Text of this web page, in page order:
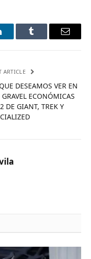
Tumblr Email
ARTICLE
DESEAMOS VER EN
GRAVEL ECONÓMICAS
DE GIANT, TREK Y